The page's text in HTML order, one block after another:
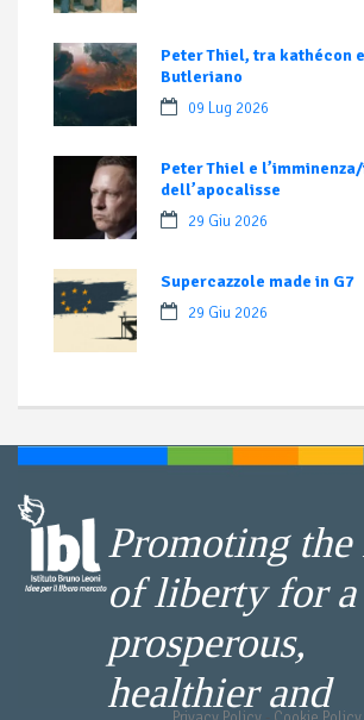
Peter Thiel, tra kathécon
Butleriano
09 Lug 2026
Peter Thiel e
dell’apocalisse
29 Giu 2026
Supercazzole made in G7
29 Giu 2026
Promoting the
of liberty for a
prosperous,
healthier and